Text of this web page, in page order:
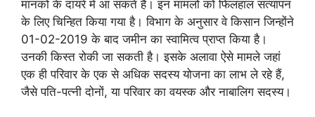
मानकों के दायरे में आ सकते हैं। इन मामलों को फिलहाल सत्यापन
के लिए चिन्हित किया गया है। विभाग के अनुसार वे किसान जिन्होंने
01-02-2019 के बाद जमीन का स्वामित्व प्राप्त किया है।
उनकी किस्त रोकी जा सकती है। इसके अलावा ऐसे मामले जहां
एक ही परिवार के एक से अधिक सदस्य योजना का लाभ ले रहे हैं,
जैसे पति-पत्नी दोनों, या परिवार का वयस्क और नाबालिग सदस्य।